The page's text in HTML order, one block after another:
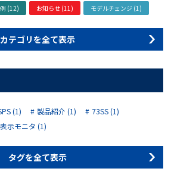
(12) お知らせ (11) モデルチェンジ (1)
カテゴリを全て表示
(1) 製品紹介 (1)
73SS (1)
示モニタ (1)
タグを全て表示